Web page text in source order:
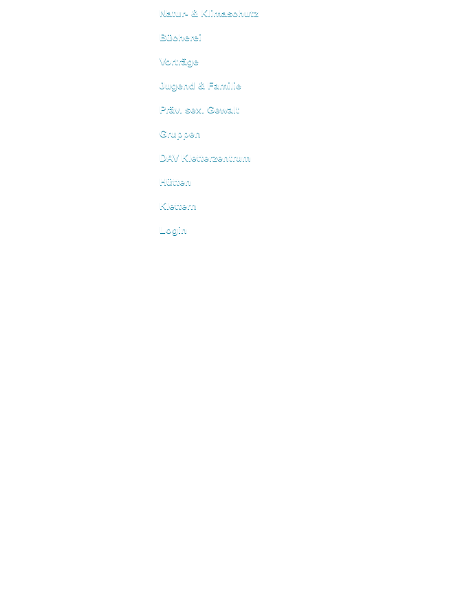
Natur- & Klimaschutz
Bücherei
Vorträge
Jugend & Familie
Präv. sex. Gewalt
Gruppen
DAV Kletterzentrum
Hütten
Klettern
Login